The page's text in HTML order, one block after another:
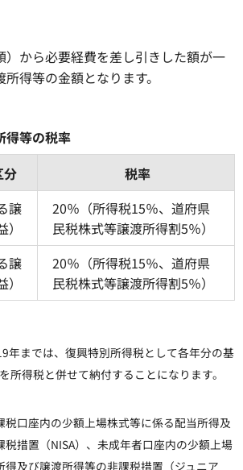
）から必要経費を差し引きした額が一
得等の金額となります。
分
税率
譲
20％（所得税15％、道府県
民税株式等譲渡所得割5％）
譲
20％（所得税15％、道府県
民税株式等譲渡所得割5％）
得等の税率
年までは、復興特別所得税として各年分の基
所得税と併せて納付することになります。
税口座内の少額上場株式等に係る配当所得及
税措置（NISA）、未成年者口座内の少額上場
得及び譲渡所得等の非課税措置（ジュニア